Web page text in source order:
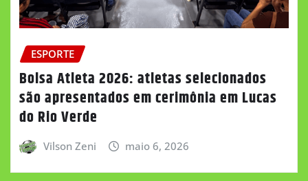
ESPORTE
Bolsa Atleta 2026: atletas selecionados
são apresentados em cerimônia em Lucas
do Rio Verde
Vilson Zeni maio 6, 2026